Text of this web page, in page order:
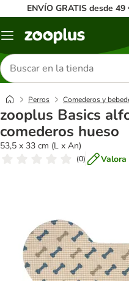
ENVÍO GRATIS desde
Menú
Buscar
productos
Perros Comederos y
zooplus Basics
comederos hueso
53,5 x 33 cm (L x An)
(0)